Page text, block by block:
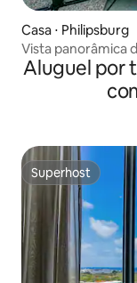
Casa ⋅ Philipsburg
Vista panorâmica
Aluguel por
Superhost
Superhost